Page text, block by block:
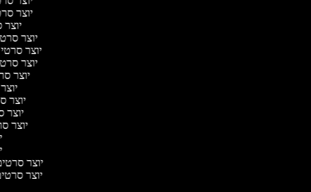
יוצר
יוצר
יוצר
יוצר סרטי
יוצר
יוצר
יוצר
יוצר
יוצר
יוצר
יוצר